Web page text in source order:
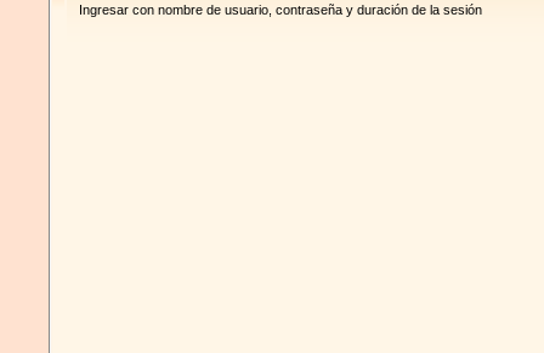
Ingresar con nombre de usuario, contraseña y duración de la sesión